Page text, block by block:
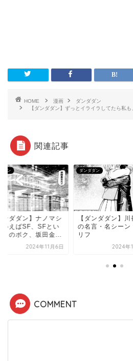
HOME 漫画
ダンダダン
【ダンダダン】ずっとイライラしてたら私
関連記事
ダン
ンダダン】ナノマシ
いえばSF、SFとい
このボク、坂田金...
2024年11月6日
ダンダダン
【ダンダダン】川
の名言・名シーン
リフ
2024年
COMMENT